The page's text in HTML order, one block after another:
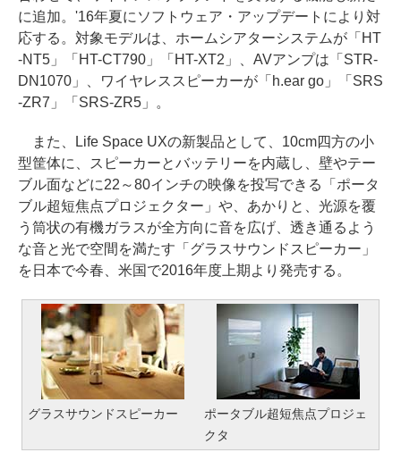
に追加。'16年夏にソフトウェア・アップデートにより対
応する。対象モデルは、ホームシアターシステムが「HT
-NT5」「HT-CT790」「HT-XT2」、AVアンプは「STR-
DN1070」、ワイヤレススピーカーが「h.ear go」「SRS
-ZR7」「SRS-ZR5」。
また、Life Space UXの新製品として、10cm四方の小
型筐体に、スピーカーとバッテリーを内蔵し、壁やテー
ブル面などに22～80インチの映像を投写できる「ポータ
ブル超短焦点プロジェクター」や、あかりと、光源を覆
う筒状の有機ガラスが全方向に音を広げ、透き通るよう
な音と光で空間を満たす「グラスサウンドスピーカー」
を日本で今春、米国で2016年度上期より発売する。
グラスサウンドスピーカー
ポータブル超短焦点プロジェ
クタ